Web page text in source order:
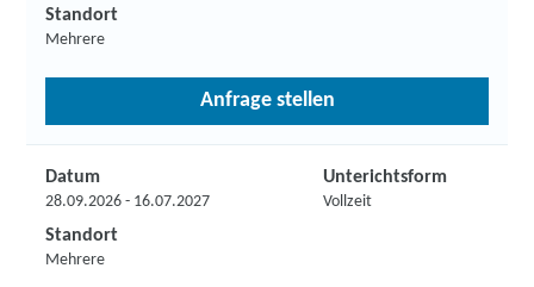
Standort
Mehrere
Anfrage stellen
Datum
28.09.2026 - 16.07.2027
Unterichtsform
Vollzeit
Standort
Mehrere